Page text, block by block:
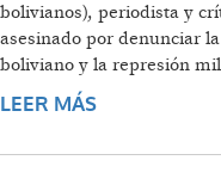
bolivianos), periodista y
asesinado por denunciar
boliviano y la represión
LEER MÁS